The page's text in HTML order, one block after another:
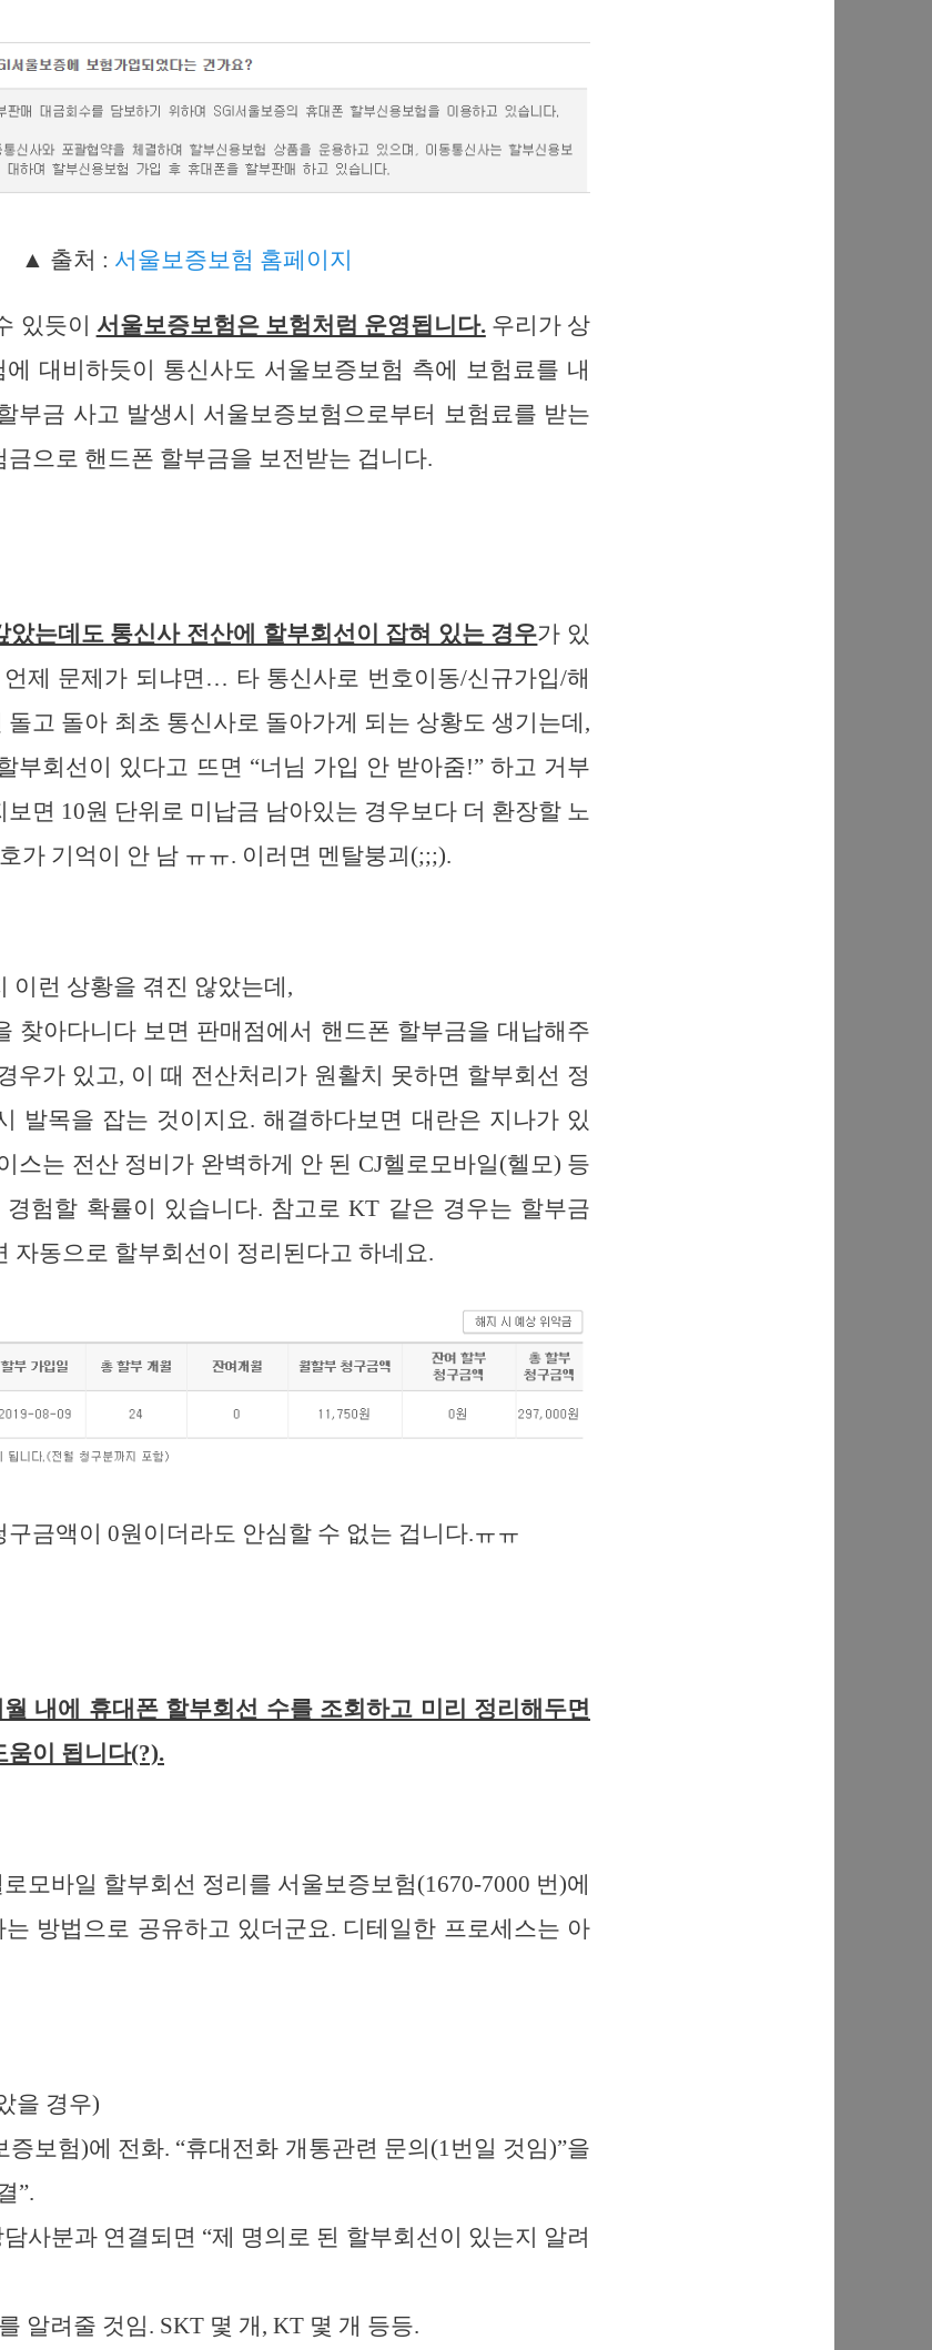
▲ 출처 : 서울보증보험 홈페이지
있듯이 서울보증보험은 보험처럼 운영됩니다.우리가 상
대비하듯이 통신사도 서울보증보험 측에 보험료를 내
부금 사고 발생시 서울보증보험으로부터 보험료를 받는
으로 핸드폰 할부금을 보전받는 겁니다.
았는데도 통신사 전산에 할부회선이 잡혀 있는 경우가 있
제 문제가 되냐면… 타 통신사로 번호이동/신규가입/해
고 돌아 최초 통신사로 돌아가게 되는 상황도 생기는데,
부회선이 있다고 뜨면 “너님 가입 안 받아줌!” 하고 거부
면 10원 단위로 미납금 남아있는 경우보다 더 환장할 노
가 기억이 안 남 ㅠㅠ. 이러면 멘탈붕괴(;;;).
이런 상황을 겪진 않았는데,
찾아다니다 보면 판매점에서 핸드폰 할부금을 대납해주
우가 있고, 이 때 전산처리가 원활치 못하면 할부회선 정
발목을 잡는 것이지요. 해결하다보면 대란은 지나가 있
스는 전산 정비가 완벽하게 안 된 CJ헬로모바일(헬모) 등
험할 확률이 있습니다. 참고로 KT 같은 경우는 할부금
자동으로 할부회선이 정리된다고 하네요.
금액이 0원이더라도 안심할 수 없는 겁니다.ㅠㅠ
내에 휴대폰 할부회선 수를 조회하고 미리 정리해두면
움이 됩니다(?).
모바일 할부회선 정리를 서울보증보험(1670-7000 번)에
방법으로 공유하고 있더군요. 디테일한 프로세스는 아
을 경우)
증보험)에 전화. “휴대전화 개통관련 문의(1번일 것임)”을
”.
사분과 연결되면 “제 명의로 된 할부회선이 있는지 알려
알려줄 것임. SKT 몇 개, KT 몇 개 등등.